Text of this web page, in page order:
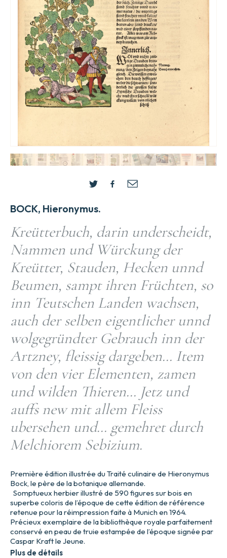
BOCK, Hieronymus.
Kreütterbuch, darin underscheidt,
Nammen und Würckung der
Kreütter, Stauden, Hecken unnd
Beumen, sampt ihren Früchten, so
inn Teutschen Landen wachsen,
auch der selben eigentlicher unnd
wolgegründter Gebrauch inn der
Artzney, fleissig dargeben… Item
von den vier Elementen, zamen
und wilden Thieren… Jetz und
auffs new mit allem Fleiss
ubersehen und… gemehret durch
Melchiorem Sebizium.
Première édition illustrée du Traité culinaire de Hieronymus
Bock, le père de la botanique allemande.
Somptueux herbier illustré de 590 figures sur bois en
superbe coloris de l’époque de cette édition de référence
retenue pour la réimpression faite à Munich en 1964.
Précieux exemplaire de la bibliothèque royale parfaitement
conservé en peau de truie estampée de l’époque signée par
Caspar Kraft le Jeune.
Plus de détails